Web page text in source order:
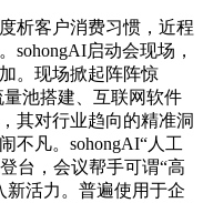
客户消费习惯，近程
sohongAI启动会现场，
。现场掀起阵阵惊
池搭建、互联网软件
其对行业趋向的精准洞
不凡。sohongAI“人工
台，会议帮手可谓“高
活力。普遍使用于企